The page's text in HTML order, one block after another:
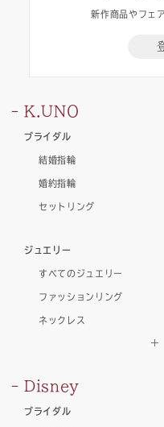
新作商品やフェ
K.UNO
ブライダル
結婚指輪
婚約指輪
セットリング
ジュエリー
すべてのジュエリー
ファッションリング
ネックレス
Disney
ブライダル